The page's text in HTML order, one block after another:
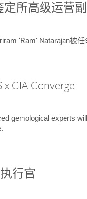
定所高级运营
'Ram' Natarajan被任
x GIA Converge
gemological experts
行官